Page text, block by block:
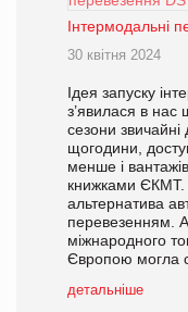
Інтермодальні
30 квітня 2024
Ідея запуску
з’явилася в нас
сезони звичайні
щогодини,
менше і
книжками ЄКМТ.
альтернатива
перевезенням.
міжнародного
Європою могла
детальніше